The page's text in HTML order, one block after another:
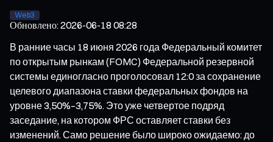
Web3
Обновлено:2026-06-18 08:28
В ранние часы 18 июня 2026 года Федеральный комитет
по открытым рынкам (FOMC) Федеральной резервной
системы единогласно проголосовал 12:0 за сохранение
целевого диапазона ставки федеральных фондов на
уровне 3,50%–3,75%. Это уже четвертое подряд
заседание, на котором ФРС оставляет ставки без
изменений. Само решение было широко ожидаемо: до